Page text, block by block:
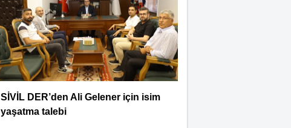
SİVİL DER’den Ali Gelener için isim
yaşatma talebi